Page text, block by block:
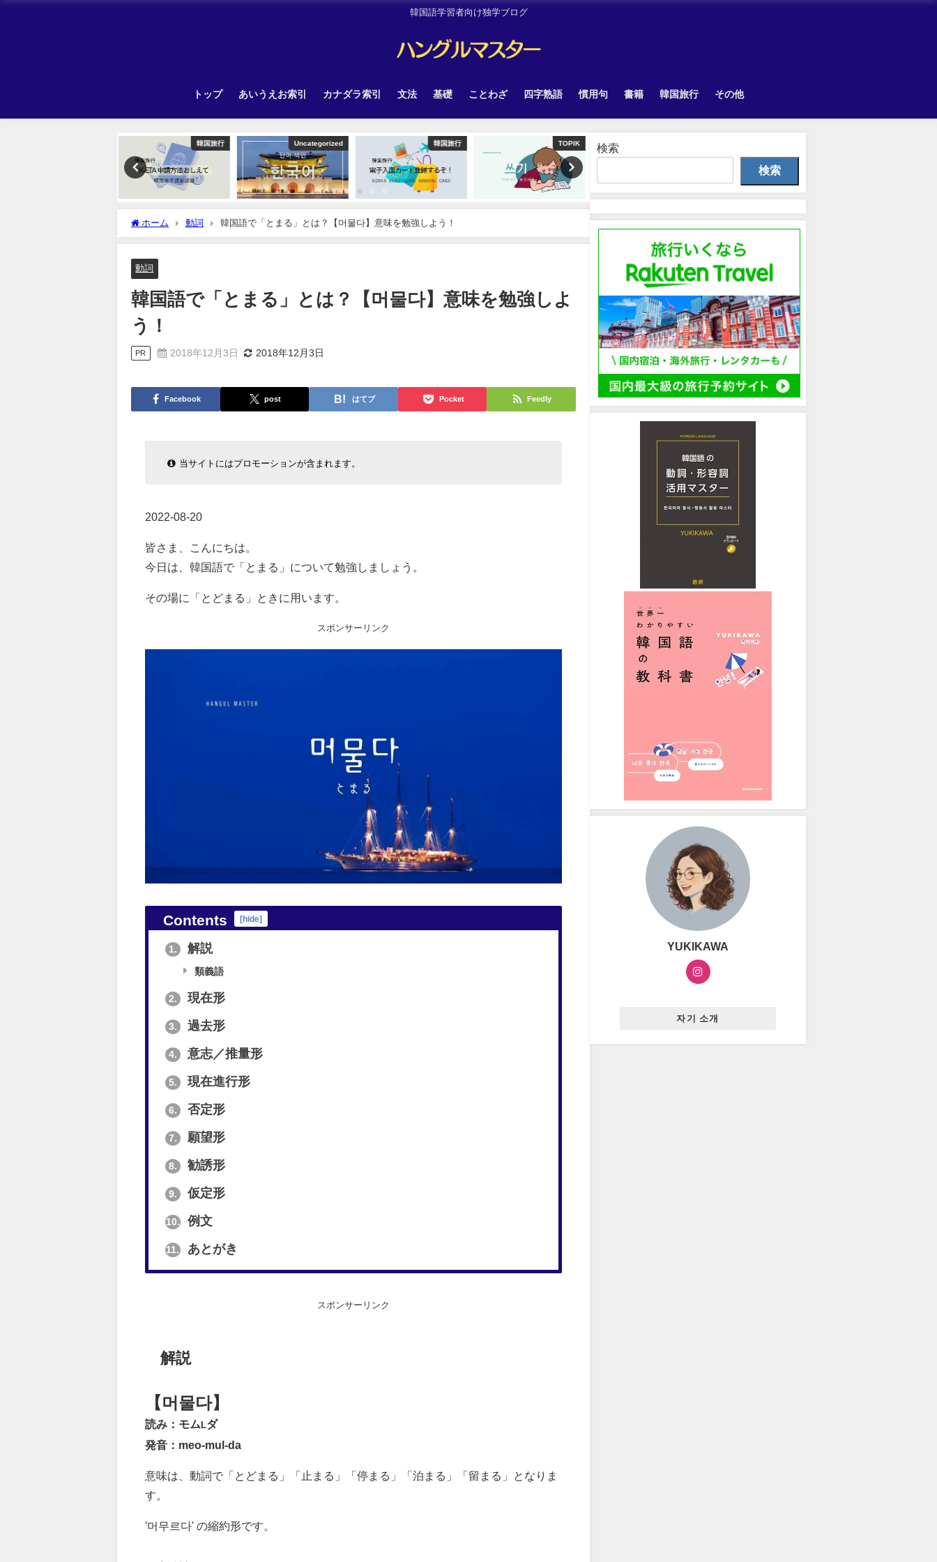
韓国語学習者向け独学ブログ
トップ あいうえお索引 カナダラ索引 文法 基礎 ことわざ 四字熟語 慣用句 書籍 韓国旅行 その他
Uncategorized 韓国旅行 TOPIK Uncategorized
ホーム 動詞 韓国語で「とまる」とは？【머물다】意味を勉強しよう！
動詞
韓国語で「とまる」とは？【머물다】意味を勉強しよ
う！
PR 2018年12月3日 2018年12月3日
Facebook post はてブ Pocket Feedly
当サイトにはプロモーションが含まれます。
2022-08-20
皆さま、こんにちは。
今日は、韓国語で「とまる」について勉強しましょう。
その場に「とどまる」ときに用います。
スポンサーリンク
Contents [hide]
1. 解説
類義語
2. 現在形
3. 過去形
4. 意志／推量形
5. 現在進行形
6. 否定形
7. 願望形
8. 勧誘形
9. 仮定形
10. 例文
11. あとがき
スポンサーリンク
解説
【머물다】
読み：モム Lダ
発音：meo-mul-da
意味は、動詞で「とどまる」「止まる」「停まる」「泊まる」「留まる」となりま
す。
'머무르다' の縮約形です。
検索
検索
YUKIKAWA
자기 소개